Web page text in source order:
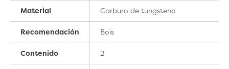
Material Carburo de tungsteno
Recomendación Bois
Contenido 2